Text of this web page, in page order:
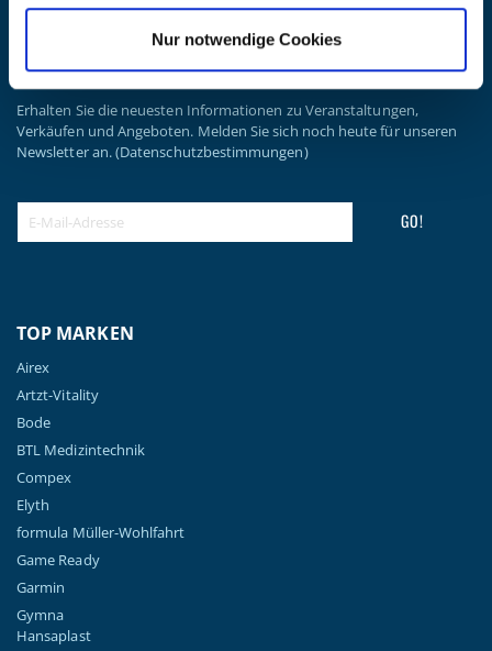
Nur notwendige Cookies
Widerrufsbelehrung
Batterieentsorgung & Entsorgung Elektrogeräte
BLEIBE AUF DEM LAUFENDEN
Erhalten Sie die neuesten Informationen zu Veranstaltungen,
Verkäufen und Angeboten. Melden Sie sich noch heute für unseren
Newsletter an.(Datenschutzbestimmungen)
GO!
TOP MARKEN
Airex
Artzt-Vitality
Bode
BTL Medizintechnik
Compex
Elyth
formula Müller-Wohlfahrt
Game Ready
Garmin
Gymna
Hansaplast